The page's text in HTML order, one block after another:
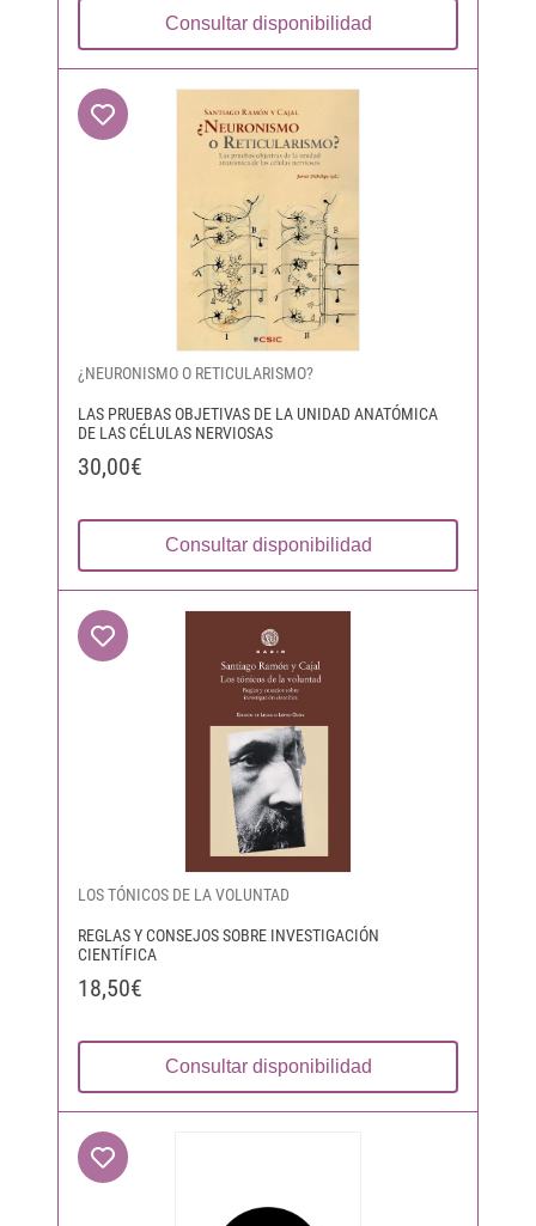
Consultar disponibilidad
¿NEURONISMO O RETICULARISMO?
LAS PRUEBAS OBJETIVAS DE LA UNIDAD ANATÓMICA
DE LAS CÉLULAS NERVIOSAS
30,00€
Consultar disponibilidad
LOS TÓNICOS DE LA VOLUNTAD
REGLAS Y CONSEJOS SOBRE INVESTIGACIÓN
CIENTÍFICA
18,50€
Consultar disponibilidad